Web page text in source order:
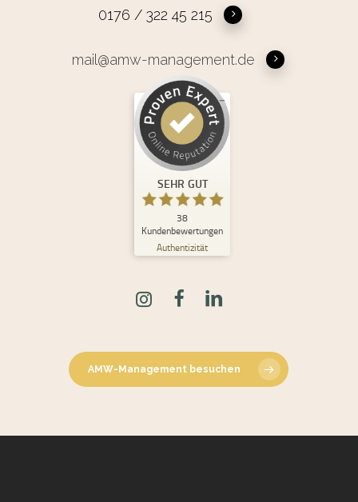
0176 / 322 45 215
mail@amw-management.de
SEHR GUT
38
Kundenbewertungen
Authentizität
Kundenbewertungen und Erfahrungen zu
Andrea Maria Waden
Empfehlungen auf
ProvenExpert.com
SEHR GUT
30
8
AMW-Management besuchen